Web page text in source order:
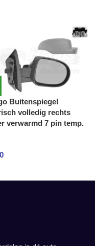
Buitenspiegel
volledig rechts
verwarmd 7 pin temp.